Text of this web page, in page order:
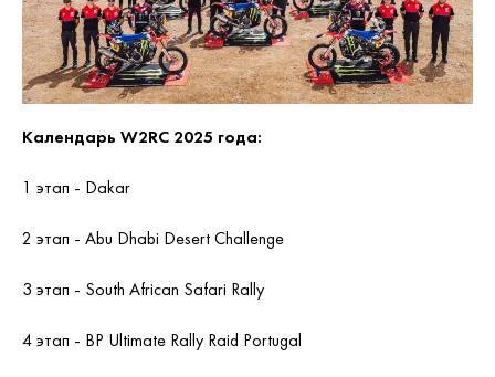
Календарь W2RC 2025 года:
1 этап - Dakar
2 этап - Abu Dhabi Desert Challenge
3 этап - South African Safari Rally
4 этап - BP Ultimate Rally Raid Portugal